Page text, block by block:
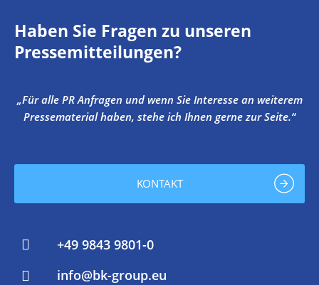
Haben Sie Fragen zu unseren
Pressemitteilungen?
„Für alle PR Anfragen und wenn Sie Interesse an weiterem
Pressematerial haben, stehe ich Ihnen gerne zur Seite.“
KONTAKT
+49 9843 9801-0
info@bk-group.eu